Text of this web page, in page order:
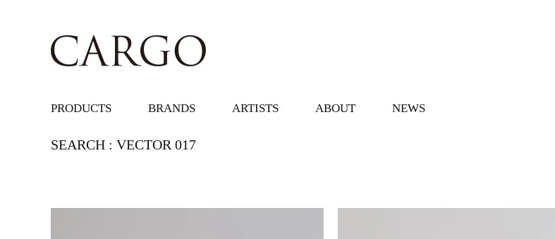
PRODUCTS BRANDS ARTISTS ABOUT NEWS
SEARCH : VECTOR 017